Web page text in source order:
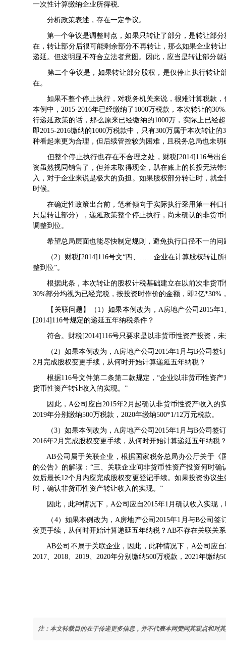
一次性计算缴纳企业所得税.
分析政策表述，存在一定争议。
第一个争议是调整时点，如果只转让了部分，是转让部分
在，转让部分后很可能剩余部分不再转让，那么如果企业转
递延。但这明显不符合立法者意图。因此，应当是转让部分就
第二个争议是，如果转让部分股权，是仅停止执行转让
在。
如果不整个停止执行，对税务机关来说，很难计算税款，
本例中，2015-2016年已经缴纳了1000万税款，本次转让的
行递延政策的话，那么原来已经缴纳的1000万，实际上已经
即2015-2016缴纳的1000万税款中，只有300万属于本次转让
种看起来更为合理，但后续管控较为困难，且税务总局也未
但整个停止执行也存在不合理之处， 财税[2014]116号出
资虽然视同销售了，但并未取得现金，趴在账上的长投无法
入，对于企业来说是极大的负担。如果股权部分转让时，就
时候。
在确定性政策出台前，笔者倾向于实际执行采用第一种口
只是转让部分），递延政策整个停止执行，尚未确认的非货
调整到位。
希望总局层面也能尽快制定规则，避免执行口径不一的问
（2） 财税[2014]116号文“四、……企业在计算股权转让所
整到位”。
根据此条，本次转让的股权计税基础建立在以前次非货币
30%部分均视为已经完税，按投资时作价的金额，即2亿*30%
【关联问题】（1）如果本例改为，A房地产公司2015年1
[2014]116号规定的递延五年纳税条件？
符合。 财税[2014]116号只要求是以非货币性资产投资，
（2）如果本例改为，A房地产公司2015年1月与B公司签
2月完成股权变更手续，从何时开始计算递延五年纳税？
根据116号文件第二条第二款规定，“企业以非货币性资产
货币性资产转让收入的实现。”
因此，A公司应自2015年2月起确认非货币性资产收入的实
2019年分别缴纳500万税款，2020年缴纳500*1/12万元税款。
（3）如果本例改为，A房地产公司2015年1月与B公司签
2016年2月完成股权变更手续，从何时开始计算递延五年纳税
AB公司属于关联企业，根据国家税务总局办公厅关于《
的公告》的解读：“三、关联企业间非货币性资产投资何时
效后最长12个月内应完成股权变更登记手续。如果投资协议
时，确认非货币性资产转让收入的实现。”
因此，此种情况下，A公司应自2015年1月确认收入实现，
（4）如果本例改为，A房地产公司2015年1月与B公司签
变更手续，从何时开始计算递延五年纳税？AB不存在关联关
AB公司不属于关联企业，因此，此种情况下，A公司应自
2017、2018、2019、2020年分别缴纳500万税款，2021年缴纳
注：本文转载目的在于传递更多信息，并不代表本网赞同其观点和对